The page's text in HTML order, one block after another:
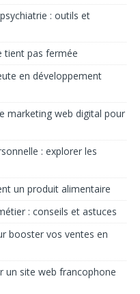
: outils et
tient pas fermée
en développement
marketing web digital pour
: explorer les
un produit alimentaire
: conseils et astuces
booster vos ventes en
un site web francophone